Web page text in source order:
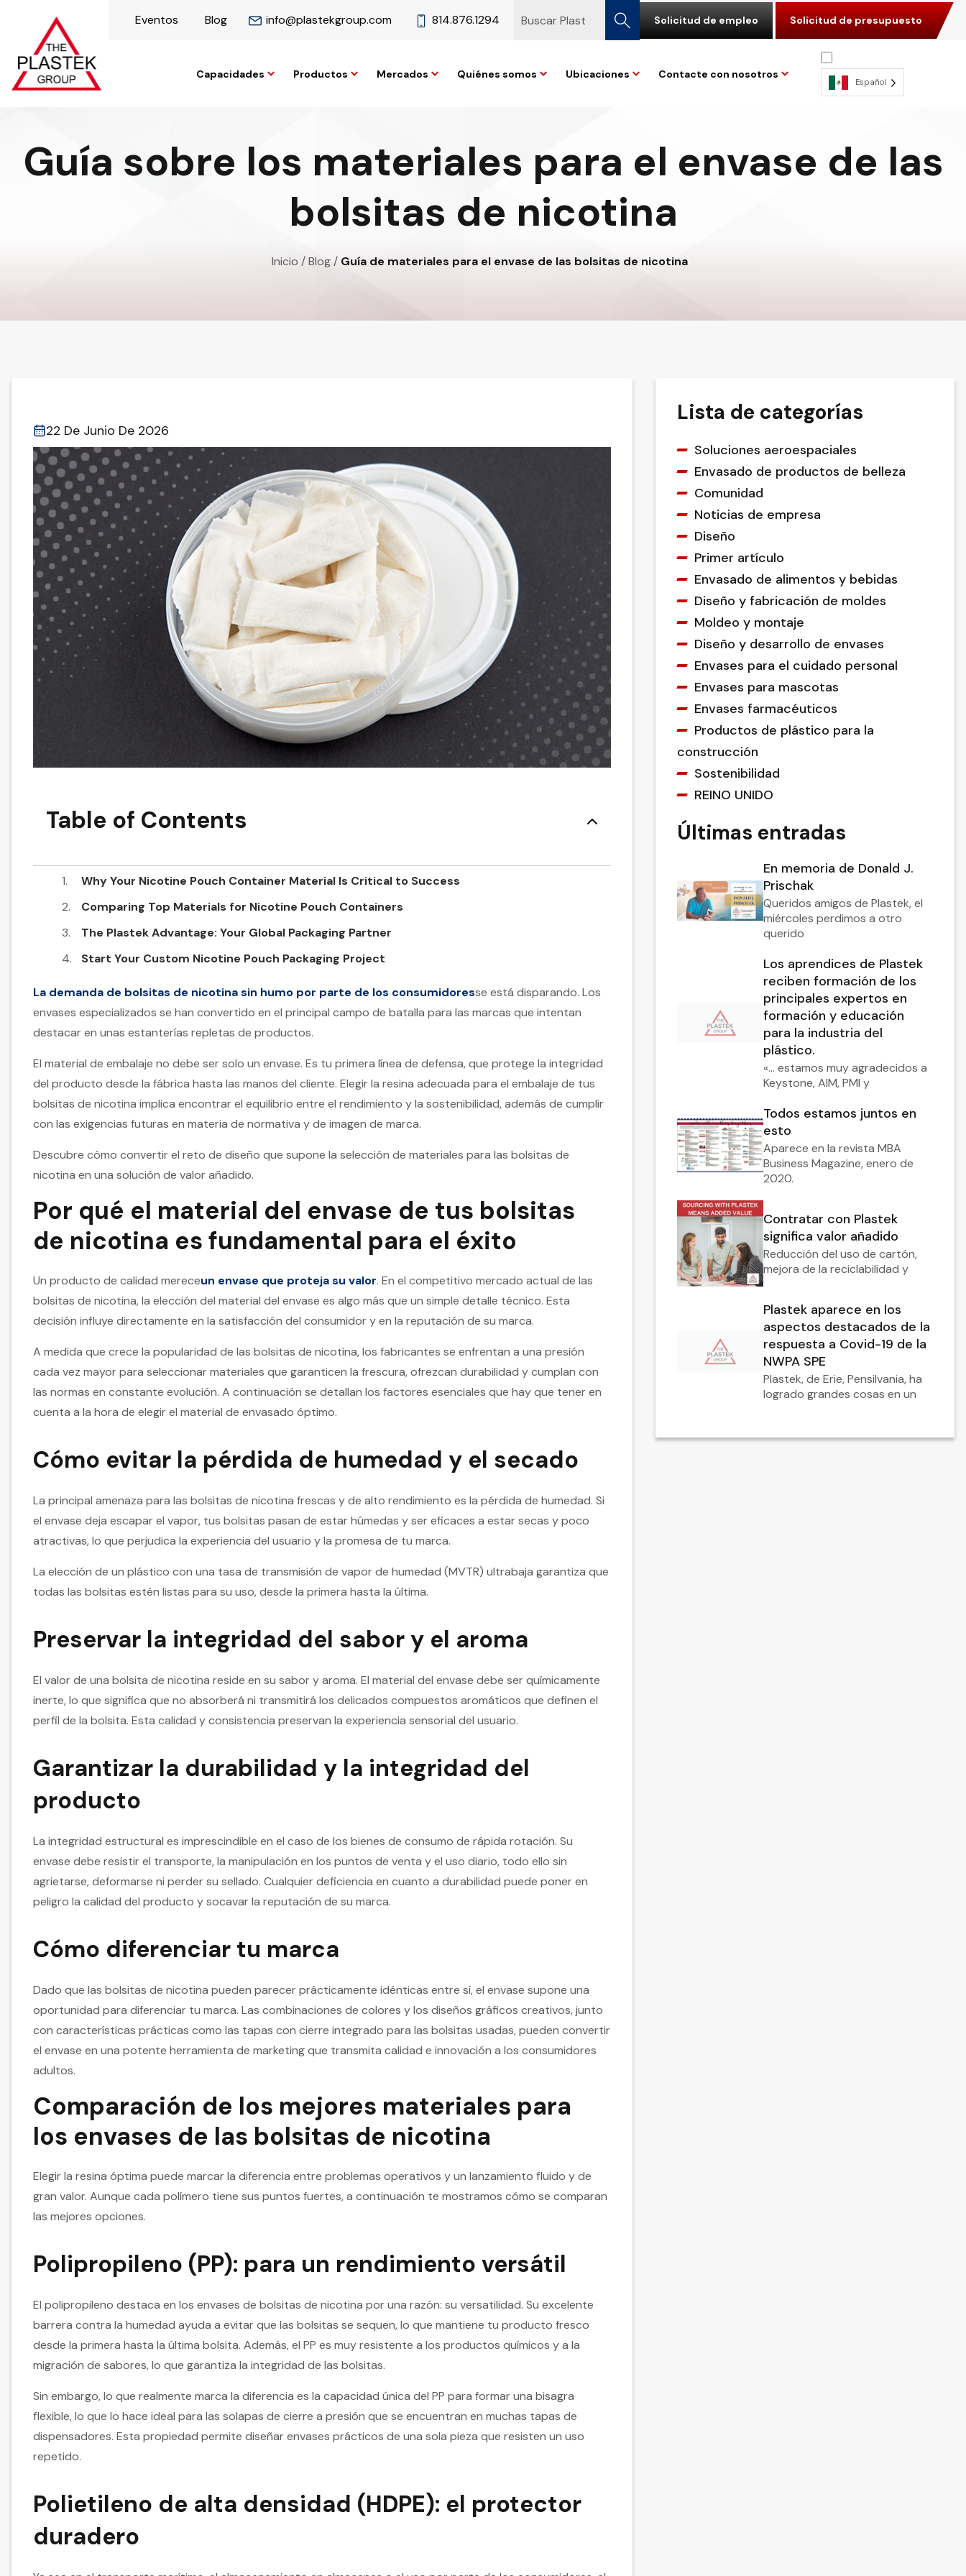
Eventos Blog info@plastekgroup.com 814.876.1294 Solicitud de empleo Solicitud de presupuesto
Capacidades Productos Mercados Quiénes somos Ubicaciones Contacte con nosotros
Español
Guía sobre los materiales para el envase de las
bolsitas de nicotina
Inicio /Blog / Guía de materiales para el envase de las bolsitas de nicotina
22 De Junio De 2026
Table of Contents
Why Your Nicotine Pouch Container​ Material Is Critical to Success
Comparing Top Materials for Nicotine Pouch Containers
The Plastek Advantage: Your Global Packaging Partner
Start Your Custom Nicotine Pouch Packaging Project
La demanda de bolsitas de nicotina sin humo por parte de los consumidoresse está disparando. Los
envases especializados se han convertido en el principal campo de batalla para las marcas que intentan
destacar en unas estanterías repletas de productos.
El material de embalaje no debe ser solo un envase. Es tu primera línea de defensa, que protege la integridad
del producto desde la fábrica hasta las manos del cliente. Elegir la resina adecuada para el embalaje de tus
bolsitas de nicotina implica encontrar el equilibrio entre el rendimiento y la sostenibilidad, además de cumplir
con las exigencias futuras en materia de normativa y de imagen de marca.
Descubre cómo convertir el reto de diseño que supone la selección de materiales para las bolsitas de
nicotina en una solución de valor añadido.
Por qué el material del envase de tus bolsitas
de nicotina es fundamental para el éxito
Un producto de calidad mereceun envase que proteja su valor. En el competitivo mercado actual de las
bolsitas de nicotina, la elección del material del envase es algo más que un simple detalle técnico. Esta
decisión influye directamente en la satisfacción del consumidor y en la reputación de su marca.
A medida que crece la popularidad de las bolsitas de nicotina, los fabricantes se enfrentan a una presión
cada vez mayor para seleccionar materiales que garanticen la frescura, ofrezcan durabilidad y cumplan con
las normas en constante evolución. A continuación se detallan los factores esenciales que hay que tener en
cuenta a la hora de elegir el material de envasado óptimo.
Cómo evitar la pérdida de humedad y el secado
La principal amenaza para las bolsitas de nicotina frescas y de alto rendimiento es la pérdida de humedad. Si
el envase deja escapar el vapor, tus bolsitas pasan de estar húmedas y ser eficaces a estar secas y poco
atractivas, lo que perjudica la experiencia del usuario y la promesa de tu marca.
La elección de un plástico con una tasa de transmisión de vapor de humedad (MVTR) ultrabaja garantiza que
todas las bolsitas estén listas para su uso, desde la primera hasta la última.
Preservar la integridad del sabor y el aroma
El valor de una bolsita de nicotina reside en su sabor y aroma. El material del envase debe ser químicamente
inerte, lo que significa que no absorberá ni transmitirá los delicados compuestos aromáticos que definen el
perfil de la bolsita. Esta calidad y consistencia preservan la experiencia sensorial del usuario.
Garantizar la durabilidad y la integridad del
producto
La integridad estructural es imprescindible en el caso de los bienes de consumo de rápida rotación. Su
envase debe resistir el transporte, la manipulación en los puntos de venta y el uso diario, todo ello sin
agrietarse, deformarse ni perder su sellado. Cualquier deficiencia en cuanto a durabilidad puede poner en
peligro la calidad del producto y socavar la reputación de su marca.
Cómo diferenciar tu marca
Dado que las bolsitas de nicotina pueden parecer prácticamente idénticas entre sí, el envase supone una
oportunidad para diferenciar tu marca. Las combinaciones de colores y los diseños gráficos creativos, junto
con características prácticas como las tapas con cierre integrado para las bolsitas usadas, pueden convertir
el envase en una potente herramienta de marketing que transmita calidad e innovación a los consumidores
adultos.
Comparación de los mejores materiales para
los envases de las bolsitas de nicotina
Elegir la resina óptima puede marcar la diferencia entre problemas operativos y un lanzamiento fluido y de
gran valor. Aunque cada polímero tiene sus puntos fuertes, a continuación te mostramos cómo se comparan
las mejores opciones.
Polipropileno (PP): para un rendimiento versátil
El polipropileno destaca en los envases de bolsitas de nicotina por una razón: su versatilidad. Su excelente
barrera contra la humedad ayuda a evitar que las bolsitas se sequen, lo que mantiene tu producto fresco
desde la primera hasta la última bolsita. Además, el PP es muy resistente a los productos químicos y a la
migración de sabores, lo que garantiza la integridad de las bolsitas.
Sin embargo, lo que realmente marca la diferencia es la capacidad única del PP para formar una bisagra
flexible, lo que lo hace ideal para las solapas de cierre a presión que se encuentran en muchas tapas de
dispensadores. Esta propiedad permite diseñar envases prácticos de una sola pieza que resisten un uso
repetido.
Polietileno de alta densidad (HDPE): el protector
duradero
Lista de categorías
Soluciones aeroespaciales
Envasado de productos de belleza
Comunidad
Noticias de empresa
Diseño
Primer artículo
Envasado de alimentos y bebidas
Diseño y fabricación de moldes
Moldeo y montaje
Diseño y desarrollo de envases
Envases para el cuidado personal
Envases para mascotas
Envases farmacéuticos
Productos de plástico para la
construcción
Sostenibilidad
REINO UNIDO
Últimas entradas
En memoria de Donald J.
Prischak
Queridos amigos de Plastek, el
miércoles perdimos a otro
querido
Los aprendices de Plastek
reciben formación de los
principales expertos en
formación y educación
para la industria del
plástico.
«... estamos muy agradecidos a
Keystone, AIM, PMI y
Todos estamos juntos en
esto
Aparece en la revista MBA
Business Magazine, enero de
2020.
Contratar con Plastek
significa valor añadido
Reducción del uso de cartón,
mejora de la reciclabilidad y
Plastek aparece en los
aspectos destacados de la
respuesta a Covid-19 de la
NWPA SPE
Plastek, de Erie, Pensilvania, ha
logrado grandes cosas en un